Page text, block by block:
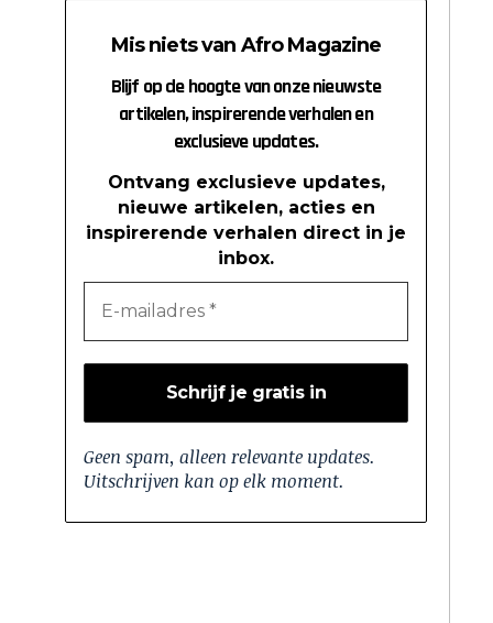
Mis niets van Afro Magazine
Blijf op de hoogte van onze nieuwste
artikelen, inspirerende verhalen en
exclusieve updates.
Ontvang exclusieve updates,
nieuwe artikelen, acties en
inspirerende verhalen direct in je
inbox.
Geen spam, alleen relevante updates.
Uitschrijven kan op elk moment.